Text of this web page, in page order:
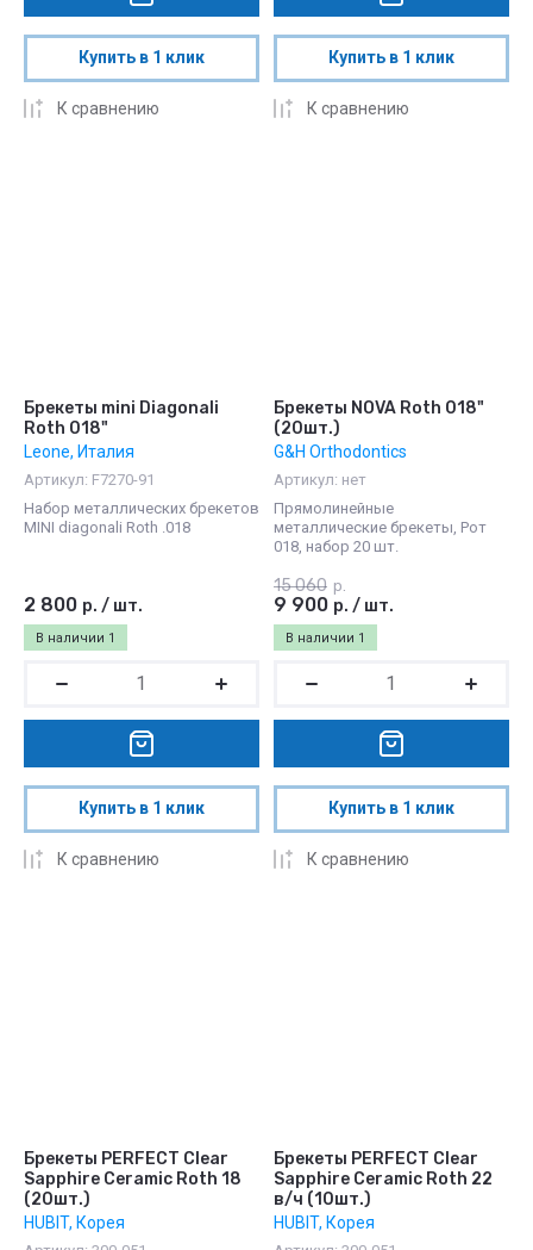
Купить в 1 клик
К сравнению
Купить в 1 клик
К сравнению
Брекеты mini Diagonali
Roth 018"
Leone, Италия
Артикул: F7270-91
Набор металлических брекетов
MINI diagonali Roth .018
В наличии 1
2 800 р. / шт.
Купить в 1 клик
К сравнению
Брекеты NOVA Roth 018"
(20шт.)
G&H Orthodontics
Артикул: нет
Прямолинейные
металлические брекеты, Рот
018, набор 20 шт.
В наличии 1
15 060 р.
9 900 р. / шт.
Купить в 1 клик
К сравнению
Брекеты PERFECT Clear
Sapphire Ceramic Roth 18
(20шт.)
HUBIT, Корея
Брекеты PERFECT Clear
Sapphire Ceramic Roth 22
в/ч (10шт.)
HUBIT, Корея